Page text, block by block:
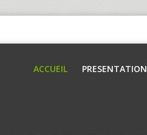
ACCUEIL PRESENTATION